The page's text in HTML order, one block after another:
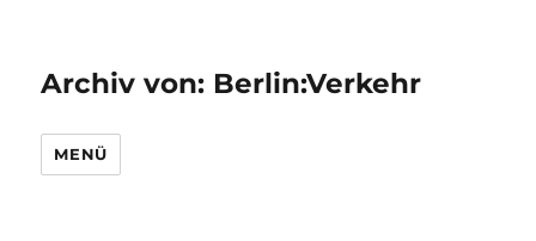
Archiv von: Berlin:Verkehr
MENÜ